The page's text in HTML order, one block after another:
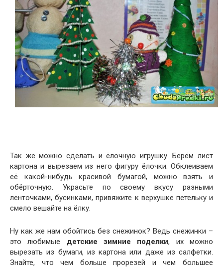
Так же можно сделать и ёлочную игрушку. Берём лист
картона и вырезаем из него фигуру ёлочки. Обклеиваем
её какой-нибудь красивой бумагой, можно взять и
обёрточную. Украсьте по своему вкусу разными
ленточками, бусинками, привяжите к верхушке петельку и
смело вешайте на ёлку.
Ну как же нам обойтись без снежинок? Ведь снежинки –
это любимые детские зимние поделки, их можно
вырезать из бумаги, из картона или даже из салфетки.
Знайте, что чем больше прорезей и чем большее